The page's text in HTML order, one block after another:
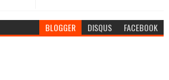
BLOGGER DISQUS FACEBOOK